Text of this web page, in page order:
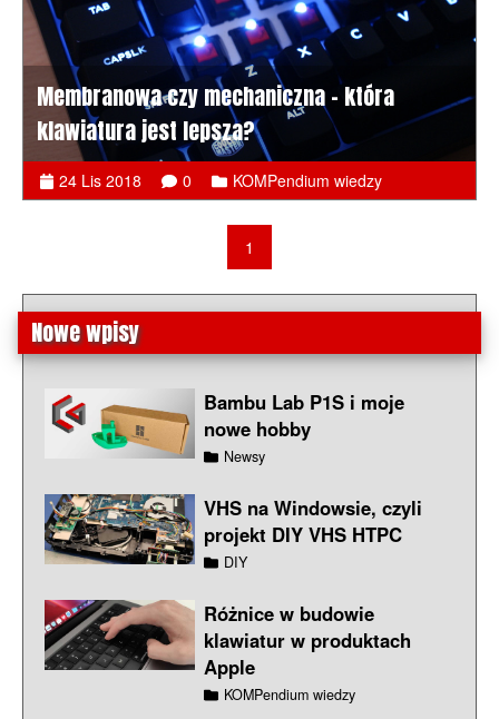
Membranowa czy mechaniczna - która
klawiatura jest lepsza?
24 Lis 2018 0 KOMPendium wiedzy
1
Nowe wpisy
Bambu Lab P1S i moje
nowe hobby
Newsy
VHS na Windowsie, czyli
projekt DIY VHS HTPC
DIY
Różnice w budowie
klawiatur w produktach
Apple
KOMPendium wiedzy